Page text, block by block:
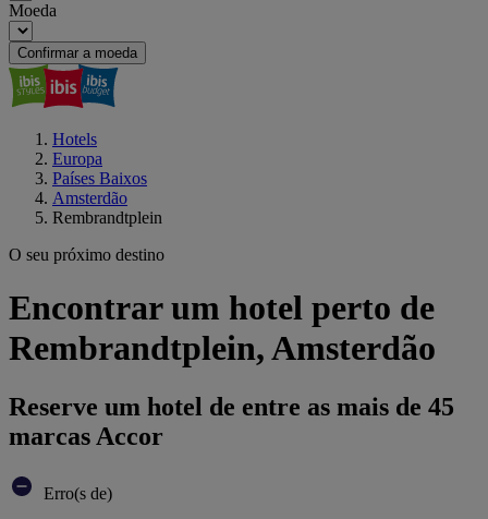
Moeda
Confirmar a moeda
Hotels
Europa
Países Baixos
Amsterdão
Rembrandtplein
O seu próximo destino
Encontrar um hotel perto de
Rembrandtplein, Amsterdão
Reserve um hotel de entre as mais de 45
marcas Accor
Erro(s de)